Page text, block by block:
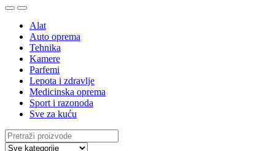
Alat
Auto oprema
Tehnika
Kamere
Parfemi
Lepota i zdravlje
Medicinska oprema
Sport i razonoda
Sve za kuću
Search
for: